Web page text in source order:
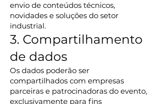
envio de conteúdos técnicos,
novidades e soluções do setor
industrial.
3. Compartilhamento
de dados
Os dados poderão ser
compartilhados com empresas
parceiras e patrocinadoras do evento,
exclusivamente para fins